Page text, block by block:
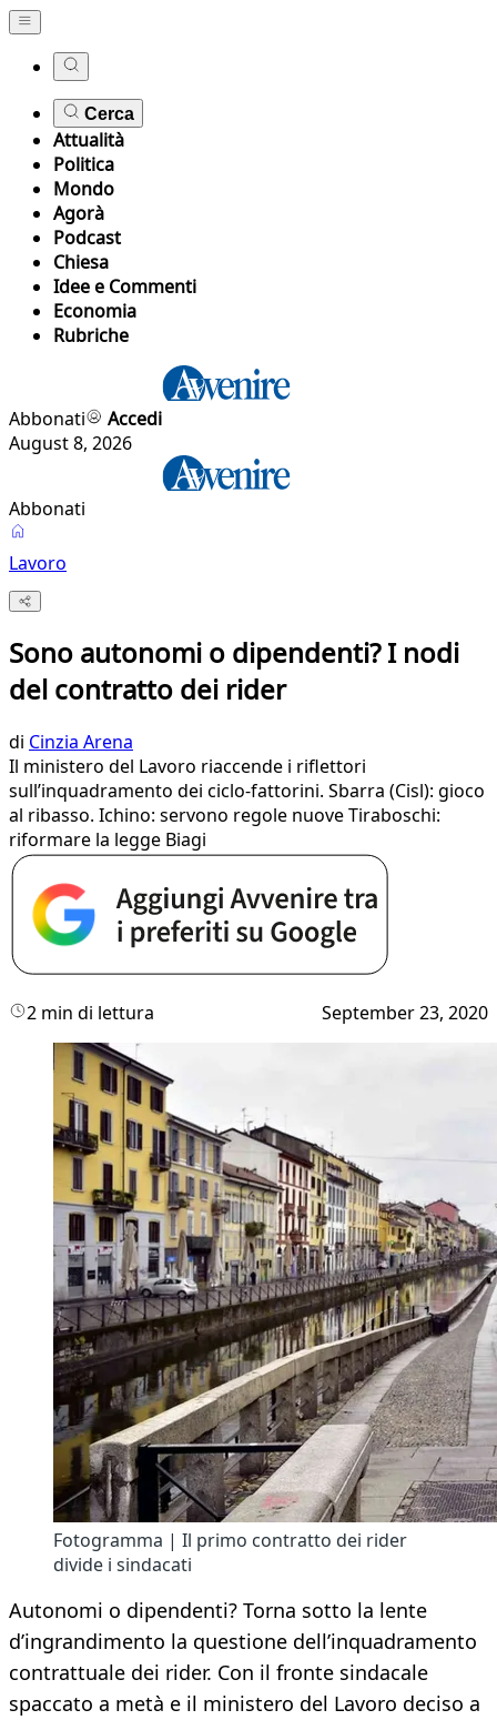
Cerca
Attualità
Politica
Mondo
Agorà
Podcast
Chiesa
Idee e Commenti
Economia
Rubriche
Abbonati
Accedi
August 8, 2026
Abbonati
Lavoro
Sono autonomi o dipendenti? I nodi
del contratto dei rider
di Cinzia Arena
Il ministero del Lavoro riaccende i riflettori
sull’inquadramento dei ciclo-fattorini. Sbarra (Cisl): gioco
al ribasso. Ichino: servono regole nuove Tiraboschi:
riformare la legge Biagi
2 min di lettura September 23, 2020
Fotogramma | Il primo contratto dei rider
divide i sindacati
Autonomi o dipendenti? Torna sotto la lente
d’ingrandimento la questione dell’inquadramento
contrattuale dei rider. Con il fronte sindacale
spaccato a metà e il ministero del Lavoro deciso a